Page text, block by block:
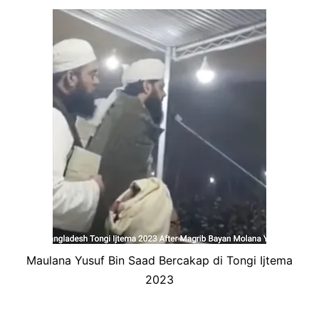
Maulana Yusuf Bin Saad Bercakap di Tongi Ijtema
2023